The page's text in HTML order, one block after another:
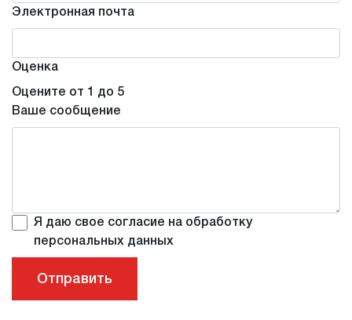
Электронная почта
Оценка
Оцените от 1 до 5
Ваше сообщение
Я даю свое согласие на обработку
персональных данных